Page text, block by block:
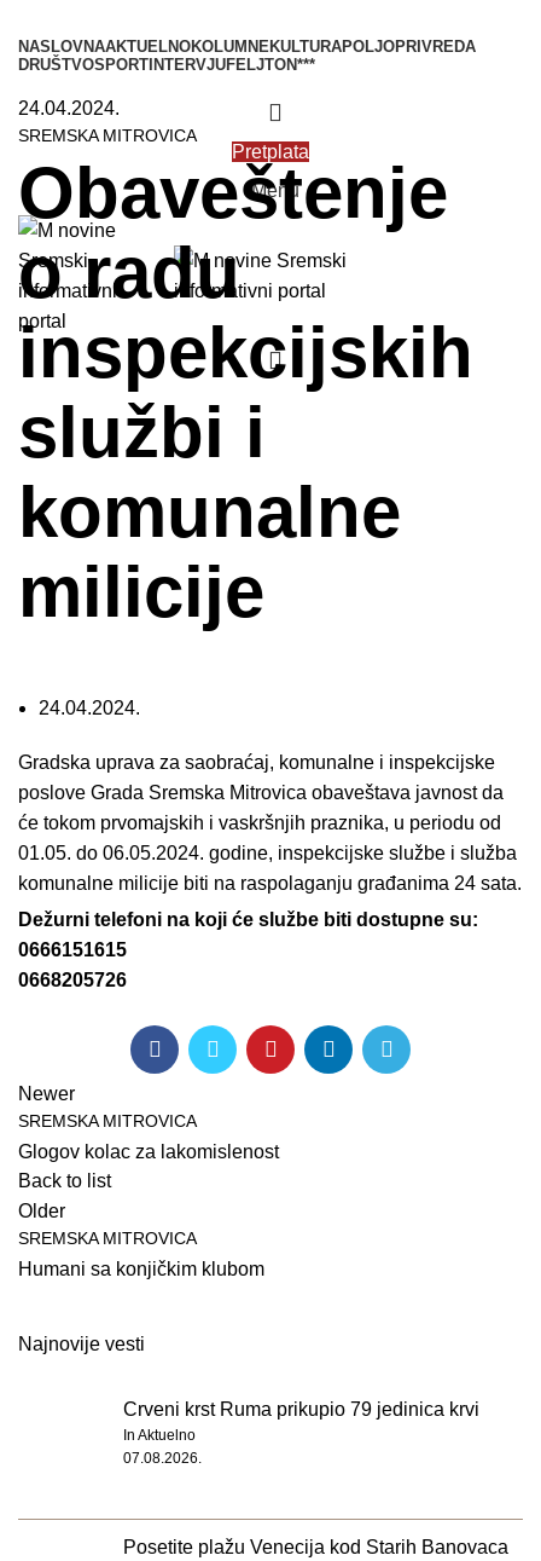
NASLOVNAAKTUELNOKOLUMNEKULTURAPOLJOPRIVREDA
DRUŠTVOSPORT INTERVJUFELJTON***
Pretplata
Menu
24.04.2024.
SREMSKA MITROVICA
Obaveštenje
o radu
inspekcijskih
službi i
komunalne
milicije
24.04.2024.
Gradska uprava za saobraćaj, komunalne i inspekcijske
poslove Grada Sremska Mitrovica obaveštava javnost da
će tokom prvomajskih i vaskršnjih praznika, u periodu od
01.05. do 06.05.2024. godine, inspekcijske službe i služba
komunalne milicije biti na raspolaganju građanima 24 sata.
Dežurni telefoni na koji će službe biti dostupne su:
0666151615
0668205726
Newer
SREMSKA MITROVICA
Glogov kolac za lakomislenost
Back to list
Older
SREMSKA MITROVICA
Humani sa konjičkim klubom
Najnovije vesti
Crveni krst Ruma prikupio 79 jedinica krvi
In Aktuelno
07.08.2026.
Posetite plažu Venecija kod Starih Banovaca